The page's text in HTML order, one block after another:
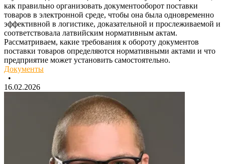
как правильно организовать документооборот поставки
товаров в электронной среде, чтобы она была одновременно
эффективной в логистике, доказательной и прослеживаемой и
соответствовала латвийским нормативным актам.
Рассматриваем, какие требования к обороту документов
поставки товаров определяются нормативными актами и что
предприятие может установить самостоятельно.
Документы
•
16.02.2026